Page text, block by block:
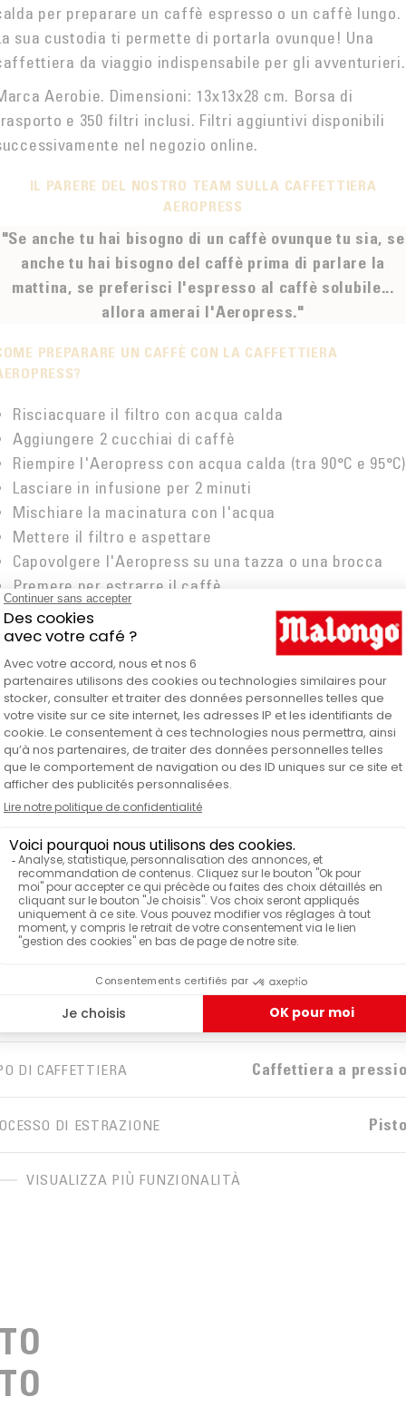
per preparare un caffè espresso o un caffè lungo.
sua custodia ti permette di portarla ovunque! Una
da viaggio indispensabile per gli avventurieri.
Aerobie. Dimensioni: 13x13x28 cm. Borsa di
e 350 filtri inclusi. Filtri aggiuntivi disponibili
nel negozio online.
IL PARERE DEL NOSTRO TEAM SULLA CAFFETTIERA
AEROPRESS
"Se anche tu hai bisogno di un caffè ovunque tu sia, se
anche tu hai bisogno del caffè prima di parlare la
mattina, se preferisci l'espresso al caffè solubile...
allora amerai l'Aeropress."
PREPARARE UN CAFFÈ CON LA CAFFETTIERA
Risciacquare il filtro con acqua calda
Aggiungere 2 cucchiai di caffè
Riempire l'Aeropress con acqua calda (tra 90°C e 95°C)
Lasciare in infusione per 2 minuti
Mischiare la macinatura con l'acqua
Mettere il filtro e aspettare
Capovolgere l'Aeropress su una tazza o una brocca
Premere per estrarre il caffè
maggiori informazioni sulla preparazione e sulla
consulta i nostri video dedicati qui sotto.
AeroPress in dettaglio
DI CAFFETTIERA Caffettiera a
DI ESTRAZIONE
VISUALIZZA PIÙ FUNZIONALITÀ